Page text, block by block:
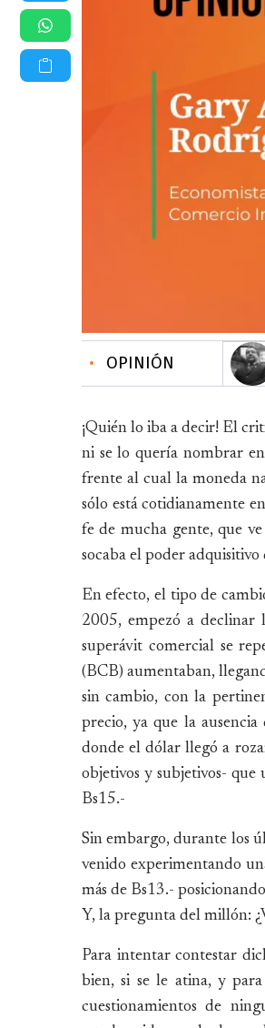
• OPINIÓN
¡Quién lo iba a decir! El
ni se lo quería nombrar
frente al cual la moneda
sólo está cotidianamente
fe de mucha gente, que
socaba el poder
En efecto, el tipo de
2005, empezó a declinar
superávit comercial se
(BCB) aumentaban,
sin cambio, con la
precio, ya que la
donde el dólar llegó a
objetivos y subjetivos- que
Bs15.-
Sin embargo, durante los
venido experimentando
más de Bs13.-
Y, la pregunta del millón:
Para intentar contestar
bien, si se le atina, y
cuestionamientos de